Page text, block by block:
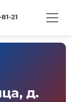
21
д.